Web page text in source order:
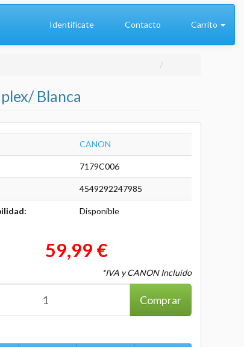
Identifícate Contacto Carrito
Blanca
CANON
7179C006
4549292247985
Disponible
59,99 €
*IVA y CANON Incluido
Comprar